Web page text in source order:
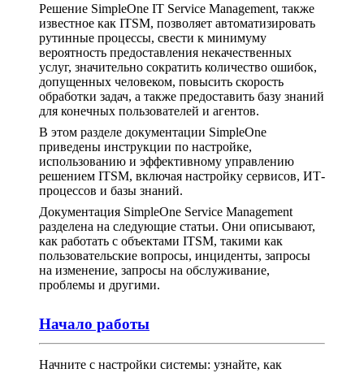
Решение SimpleOne IT Service Management, также
известное как ITSM, позволяет автоматизировать
рутинные процессы, свести к минимуму
вероятность предоставления некачественных
услуг, значительно сократить количество ошибок,
допущенных человеком, повысить скорость
обработки задач, а также предоставить базу знаний
для конечных пользователей и агентов.
В этом разделе документации SimpleOne
приведены инструкции по настройке,
использованию и эффективному управлению
решением ITSM, включая настройку сервисов, ИТ-
процессов и базы знаний.
Документация SimpleOne Service Management
разделена на следующие статьи. Они описывают,
как работать с объектами ITSM, такими как
пользовательские вопросы, инциденты, запросы
на изменение, запросы на обслуживание,
проблемы и другими.
Начало работы
Начните с настройки системы: узнайте, как